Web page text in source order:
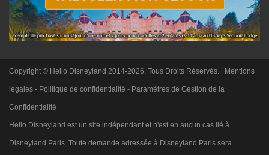
Copyright © Hello Disneyland 2014-2026, Tous Droits Réservés. | Mentions
légales - Politique de confidentialité - Paramètres de Gestion de la
Confidentialité
Hello Disneyland est un site indépendant et n'est en aucun cas lié à
Disneyland Paris. Toute demande adressée à Disneyland Paris sera